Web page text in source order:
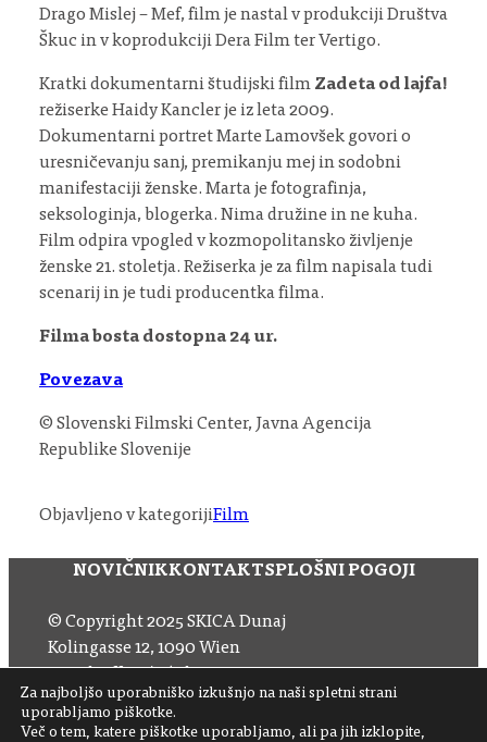
Drago Mislej – Mef, film je nastal v produkciji Društva
Škuc in v koprodukciji Dera Film ter Vertigo.
Kratki dokumentarni študijski film Zadeta od lajfa!
režiserke Haidy Kancler je iz leta 2009.
Dokumentarni portret Marte Lamovšek govori o
uresničevanju sanj, premikanju mej in sodobni
manifestaciji ženske. Marta je fotografinja,
seksologinja, blogerka. Nima družine in ne kuha.
Film odpira vpogled v kozmopolitansko življenje
ženske 21. stoletja. Režiserka je za film napisala tudi
scenarij in je tudi producentka filma.
Filma bosta dostopna 24 ur.
Povezava
© Slovenski Filmski Center, Javna Agencija
Republike Slovenije
Objavljeno v kategorijiFilm
Za najboljšo uporabniško izkušnjo na naši spletni strani
uporabljamo piškotke.
Več o tem, katere piškotke uporabljamo, ali pa jih izklopite,
NOVIČNIKKONTAKTSPLOŠNI POGOJI
© Copyright 2025 SKICA Dunaj
Kolingasse 12, 1090 Wien
Tel+43 1 319 11 60 33